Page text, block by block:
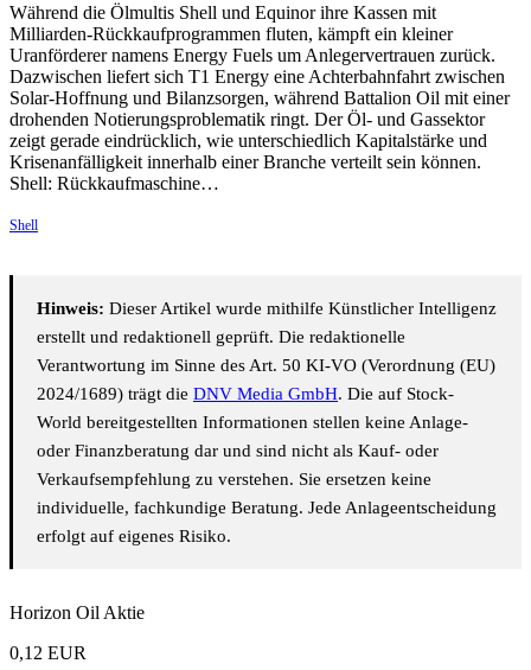
Während die Ölmultis Shell und Equinor ihre Kassen mit
Milliarden-Rückkaufprogrammen fluten, kämpft ein kleiner
Uranförderer namens Energy Fuels um Anlegervertrauen zurück.
Dazwischen liefert sich T1 Energy eine Achterbahnfahrt zwischen
Solar-Hoffnung und Bilanzsorgen, während Battalion Oil mit einer
drohenden Notierungsproblematik ringt. Der Öl- und Gassektor
zeigt gerade eindrücklich, wie unterschiedlich Kapitalstärke und
Krisenanfälligkeit innerhalb einer Branche verteilt sein können.
Shell: Rückkaufmaschine…
Shell
Hinweis: Dieser Artikel wurde mithilfe Künstlicher Intelligenz
erstellt und redaktionell geprüft. Die redaktionelle
Verantwortung im Sinne des Art. 50 KI-VO (Verordnung (EU)
2024/1689) trägt die DNV Media GmbH. Die auf Stock-
World bereitgestellten Informationen stellen keine Anlage-
oder Finanzberatung dar und sind nicht als Kauf- oder
Verkaufsempfehlung zu verstehen. Sie ersetzen keine
individuelle, fachkundige Beratung. Jede Anlageentscheidung
erfolgt auf eigenes Risiko.
Horizon Oil Aktie
0,12 EUR